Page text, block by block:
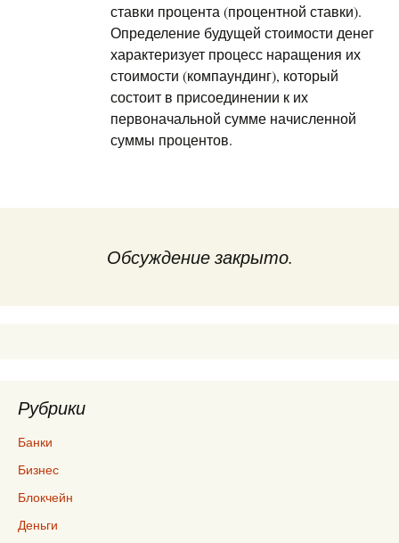
ставки процента (процентной ставки).
Определение будущей стоимости денег
характеризует процесс наращения их
стоимости (компаундинг), который
состоит в присоединении к их
первоначальной сумме начисленной
суммы процентов.
Обсуждение закрыто.
Рубрики
Банки
Бизнес
Блокчейн
Деньги